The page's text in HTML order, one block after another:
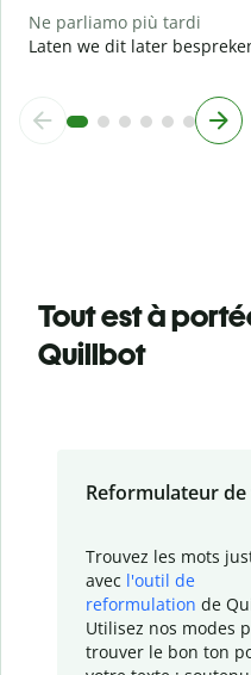
Ne parliamo più tardi
Laten we dit later
Tout est à
Quillbot
Reformulateur
Trouvez les mots
avec l'outil de
reformulation de
Utilisez nos modes
trouver le bon ton